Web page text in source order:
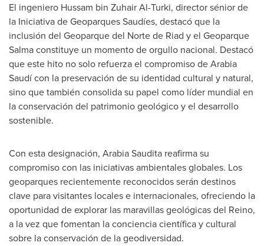
El ingeniero Hussam bin Zuhair Al-Turki, director sénior de
la Iniciativa de Geoparques Saudíes, destacó que la
inclusión del Geoparque del Norte de Riad y el Geoparque
Salma constituye un momento de orgullo nacional. Destacó
que este hito no solo refuerza el compromiso de Arabia
Saudí con la preservación de su identidad cultural y natural,
sino que también consolida su papel como líder mundial en
la conservación del patrimonio geológico y el desarrollo
sostenible.
Con esta designación, Arabia Saudita reafirma su
compromiso con las iniciativas ambientales globales. Los
geoparques recientemente reconocidos serán destinos
clave para visitantes locales e internacionales, ofreciendo la
oportunidad de explorar las maravillas geológicas del Reino,
a la vez que fomentan la conciencia científica y cultural
sobre la conservación de la geodiversidad.